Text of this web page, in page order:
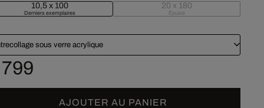
10,5 x 100
Derniers exemplaires
20 x 180
Épuisé
sous verre acrylique
AJOUTER AU PANIER